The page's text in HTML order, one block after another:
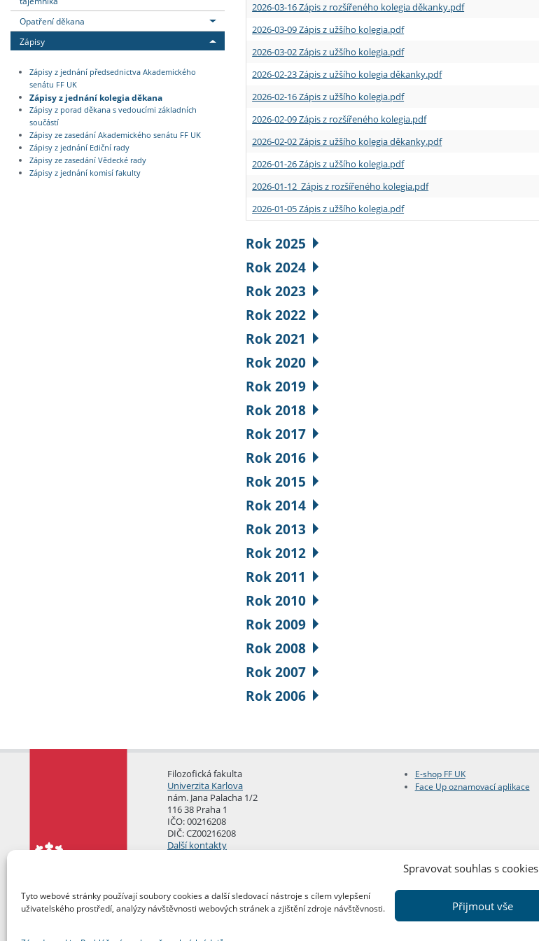
Spravovat souhlas s cookies
Tyto webové stránky používají soubory cookies a další sledovací nástroje s cílem vylepšení
uživatelského prostředí, analýzy návštěvnosti webových stránek a zjištění zdroje návštěvnosti.
Přijmout vše
Opatření děkana
Zápisy
Zápisy z jednání předsednictva Akademického
senátu FF UK
Zápisy z jednání kolegia děkana
Zápisy z porad děkana s vedoucími základních
součástí
Zápisy ze zasedání Akademického senátu FF UK
Zápisy z jednání Ediční rady
Zápisy ze zasedání Vědecké rady
Zápisy z jednání komisí fakulty
2026-03-16 Zápis z rozšířeného kolegia děkanky.pdf
2026-03-09 Zápis z užšího kolegia.pdf
2026-03-02 Zápis z užšího kolegia.pdf
2026-02-23 Zápis z užšího kolegia děkanky.pdf
2026-02-16 Zápis z užšího kolegia.pdf
2026-02-09 Zápis z rozšířeného kolegia.pdf
2026-02-02 Zápis z užšího kolegia děkanky.pdf
2026-01-26 Zápis z užšího kolegia.pdf
2026-01-12 Zápis z rozšířeného kolegia.pdf
2026-01-05 Zápis z užšího kolegia.pdf
Rok 2025
Rok 2024
Rok 2023
Rok 2022
Rok 2021
Rok 2020
Rok 2019
Rok 2018
Rok 2017
Rok 2016
Rok 2015
Rok 2014
Rok 2013
Rok 2012
Rok 2011
Rok 2010
Rok 2009
Rok 2008
Rok 2007
Rok 2006
Filozofická fakulta
Univerzita Karlova
nám. Jana Palacha 1/2
116 38 Praha 1
IČO: 00216208
DIČ: CZ00216208
Další kontakty
E-shop FF UK
Face Up oznamovací aplikace